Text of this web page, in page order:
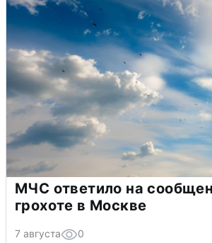
МЧС ответило на
грохоте в Москве
7 августа 0